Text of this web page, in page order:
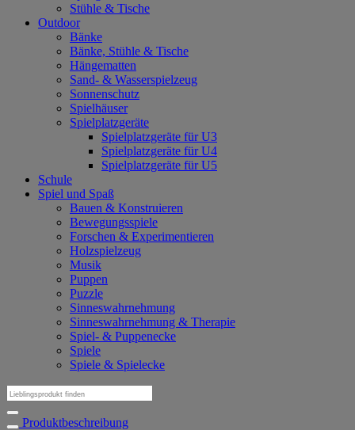
Stühle & Tische
Outdoor
Bänke
Bänke, Stühle & Tische
Hängematten
Sand- & Wasserspielzeug
Sonnenschutz
Spielhäuser
Spielplatzgeräte
Spielplatzgeräte für U3
Spielplatzgeräte für U4
Spielplatzgeräte für U5
Schule
Spiel und Spaß
Bauen & Konstruieren
Bewegungsspiele
Forschen & Experimentieren
Holzspielzeug
Musik
Puppen
Puzzle
Sinneswahrnehmung
Sinneswahrnehmung & Therapie
Spiel- & Puppenecke
Spiele
Spiele & Spielecke
Suchen
nach:
Produktbeschreibung